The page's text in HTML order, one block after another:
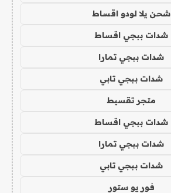
شحن يلا لودو اقساط
شدات ببجي اقساط
شدات ببجي تمارا
شدات ببجي تابي
متجر تقسيط
شدات ببجي اقساط
شدات ببجي تمارا
شدات ببجي تابي
فور يو ستور